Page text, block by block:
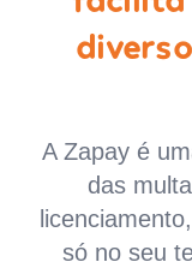
A Zapay é
das
só no seu